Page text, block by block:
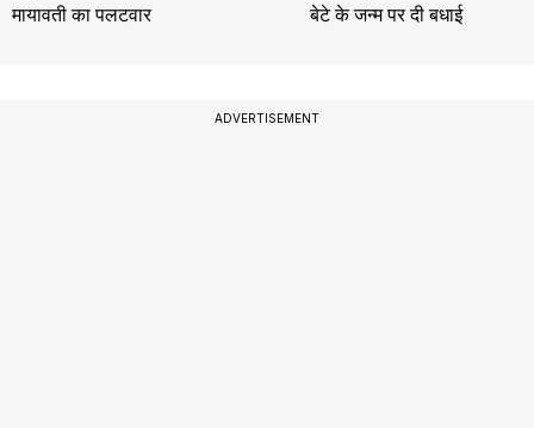
मायावती का पलटवार
बेटे के जन्म पर दी बधाई
ADVERTISEMENT